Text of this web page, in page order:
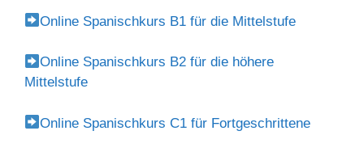
Online Spanischkurs B1 für die Mittelstufe
Online Spanischkurs B2 für die höhere
Mittelstufe
Online Spanischkurs C1 für Fortgeschrittene